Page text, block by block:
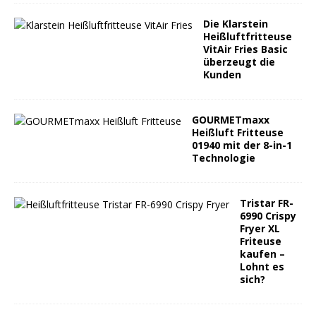
Die Klarstein
Heißluftfritteuse
VitAir Fries Basic
überzeugt die
Kunden
GOURMETmaxx
Heißluft Fritteuse
01940 mit der 8-in-1
Technologie
Tristar FR-
6990 Crispy
Fryer XL
Friteuse
kaufen –
Lohnt es
sich?